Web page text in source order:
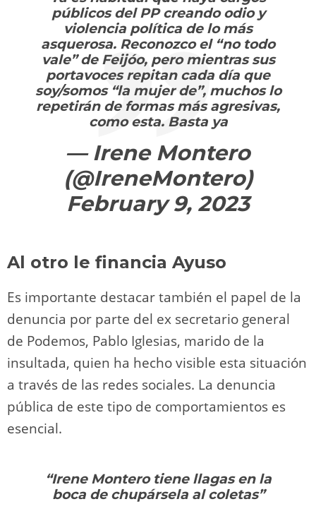
públicos del PP creando odio y
violencia política de lo más
asquerosa. Reconozco el “no todo
vale” de Feijóo, pero mientras sus
portavoces repitan cada día que
soy/somos “la mujer de”, muchos lo
repetirán de formas más agresivas,
como esta. Basta ya
— Irene Montero
(@IreneMontero)
February 9, 2023
Al otro le financia Ayuso
Es importante destacar también el papel de la
denuncia por parte del ex secretario general
de Podemos, Pablo Iglesias, marido de la
insultada, quien ha hecho visible esta situación
a través de las redes sociales. La denuncia
pública de este tipo de comportamientos es
esencial.
“Irene Montero tiene llagas en la
boca de chupársela al coletas”